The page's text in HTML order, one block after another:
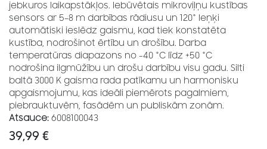
jebkuros laikapstākļos. Iebūvētais mikroviļņu kustības
sensors ar 5–8 m darbības rādiusu un 120° leņķi
automātiski ieslēdz gaismu, kad tiek konstatēta
kustība, nodrošinot ērtību un drošību. Darba
temperatūras diapazons no -40 °C līdz +50 °C
nodrošina ilgmūžību un drošu darbību visu gadu. Silti
baltā 3000 K gaisma rada patīkamu un harmonisku
apgaismojumu, kas ideāli piemērots pagalmiem,
piebrauktuvēm, fasādēm un publiskām zonām.
Atsauce: 6008100043
39,99 €